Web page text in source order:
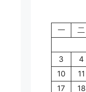
一
二
3
4
10
11
17
18